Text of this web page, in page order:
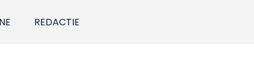
REDACTIE